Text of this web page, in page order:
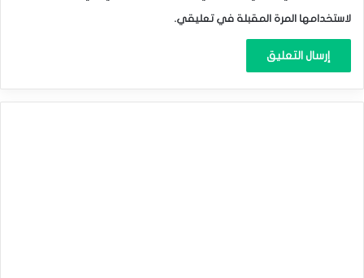
لاستخدامها المرة المقبلة في تعليقي.